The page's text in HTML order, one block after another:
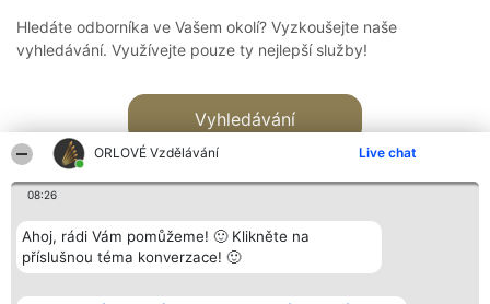
ORLOVÉ Vzdělávání Live chat
08:26
Ahoj, rádi Vám pomůžeme! 🙂 Klikněte na
příslušnou téma konverzace! 🙂
Hledáte odborníka ve Vašem okolí? Vyzkoušejte naše
vyhledávání. Využívejte pouze ty nejlepší služby!
Vyhledávání
Bright Side Solutions sp. z o. Vítězové Kontakt